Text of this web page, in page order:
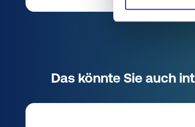
Das könnte Sie auch